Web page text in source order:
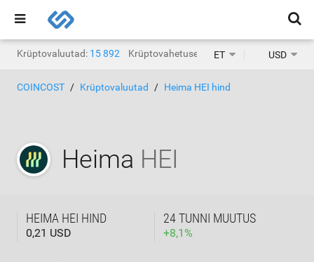
Krüptovaluutad: 15 892 Krüptovahetused: 1468
ET USD
COINCOST Krüptovaluutad Heima HEI hind
Heima HEI
HEIMA HEI HIND
0,21 USD
24 TUNNI MUUTUS
+8,1%